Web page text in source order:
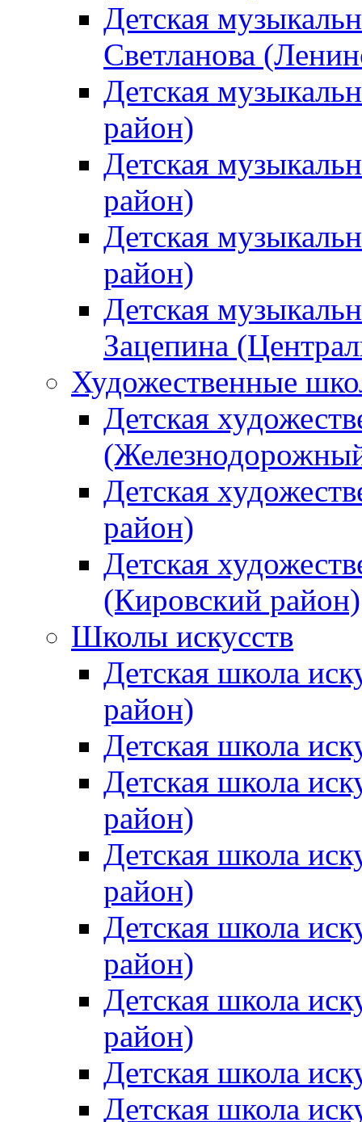
Детская
Светланова
Детская
район)
Детская
район)
Детская
район)
Детская
Зацепина
Художественные
Детская
Детская
район)
Детская
(Кировский район)
Школы искусств
Детская школа
район)
Детская школа
Детская школа
район)
Детская школа
район)
Детская школа
район)
Детская школа
район)
Детская школа
Детская школа